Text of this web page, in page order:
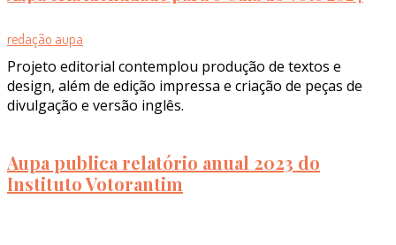
redação aupa
Projeto editorial contemplou produção de textos e
design, além de edição impressa e criação de peças de
divulgação e versão inglês.
Aupa publica relatório anual 2023 do
Instituto Votorantim